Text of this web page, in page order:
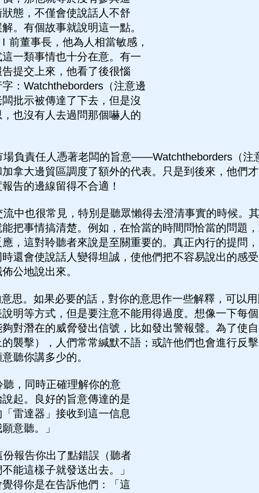
態，不僅會使說話人不舒
。有個故事就說明這一點。
前董事長，他為人相當敏感，
一類事情也十分在意。有一
提交上來，他看了後很惱
：Watchtheborders（注意邊
批示被傳達了下去，但是沒
也沒有人去過問那個嚇人的
負責任人憑著老闆的旨意——Watchtheborders（注
拿大邊貿區調度了額外的代表。只是到後來，他們
告的邊線留得不合適！
中也很常見，特別是聽眾懶得去澄清事實的時候。
把事情搞清楚。例如，在恰當的時間問恰當的問題
，這對聆聽者來說是至關重要的。真正內行的提問
還會使說話人變得坦誠，使他們把不容易說出的感受
公地說出來。
思。如果必要的話，對你的意思作一些解釋，可以
明等方式，但是要注意不能用得過度。想像一下每
對潛在的威脅發出信號，比如發出警報聲。為了使
襲擊），人們常常緘默不語；或許他們也會進行反
聽你講多少的。
，同時正確理解你的意
起。良好的旨意傳達的是
雷達器」接收到這一信息
意聽。」
報告你出了點錯誤（聽者
能這樣子就發送出去。」
得你是在告訴他們：「這